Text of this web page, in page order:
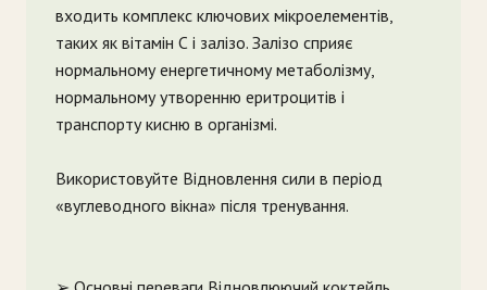
входить комплекс ключових мікроелементів,
таких як вітамін С і залізо. Залізо сприяє
нормальному енергетичному метаболізму,
нормальному утворенню еритроцитів і
транспорту кисню в організмі.
Використовуйте Відновлення сили в період
«вуглеводного вікна» після тренування.